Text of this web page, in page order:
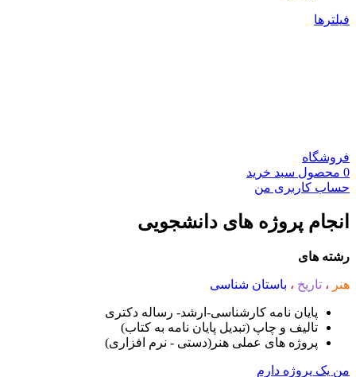
فیلترها
فروشگاه
0 محصول سبد خرید
حساب کاربری من
انجام پروژه های دانشجویی
رشته های
هنر ، تاریخ ، باستان شناسی
پایان نامه کارشناسی-ارشد- رساله دکتری
تالیف و چاپ (تبدیل پایان نامه به کتاب)
پروژه های عملی هنر(دستی - نرم افزاری)
من یک پروژه دارم